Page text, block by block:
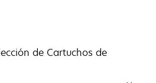
de Cartuchos de